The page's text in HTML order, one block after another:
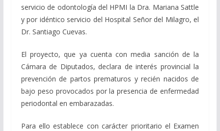
servicio de odontología del HPMI la Dra. Mariana Sattle
y por idéntico servicio del Hospital Señor del Milagro, el
Dr. Santiago Cuevas.
El proyecto, que ya cuenta con media sanción de la
Cámara de Diputados, declara de interés provincial la
prevención de partos prematuros y recién nacidos de
bajo peso provocados por la presencia de enfermedad
periodontal en embarazadas.
Para ello establece con carácter prioritario el Examen